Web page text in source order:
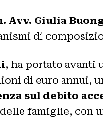
Avv. Giulia
di
, ha portato avanti
di euro annui,
sul debito
famiglie, con